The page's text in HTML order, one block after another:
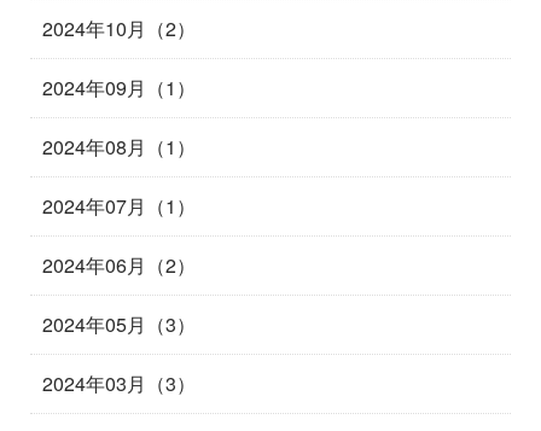
2024年10月（2）
2024年09月（1）
2024年08月（1）
2024年07月（1）
2024年06月（2）
2024年05月（3）
2024年03月（3）